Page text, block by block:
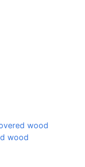
wood
wood